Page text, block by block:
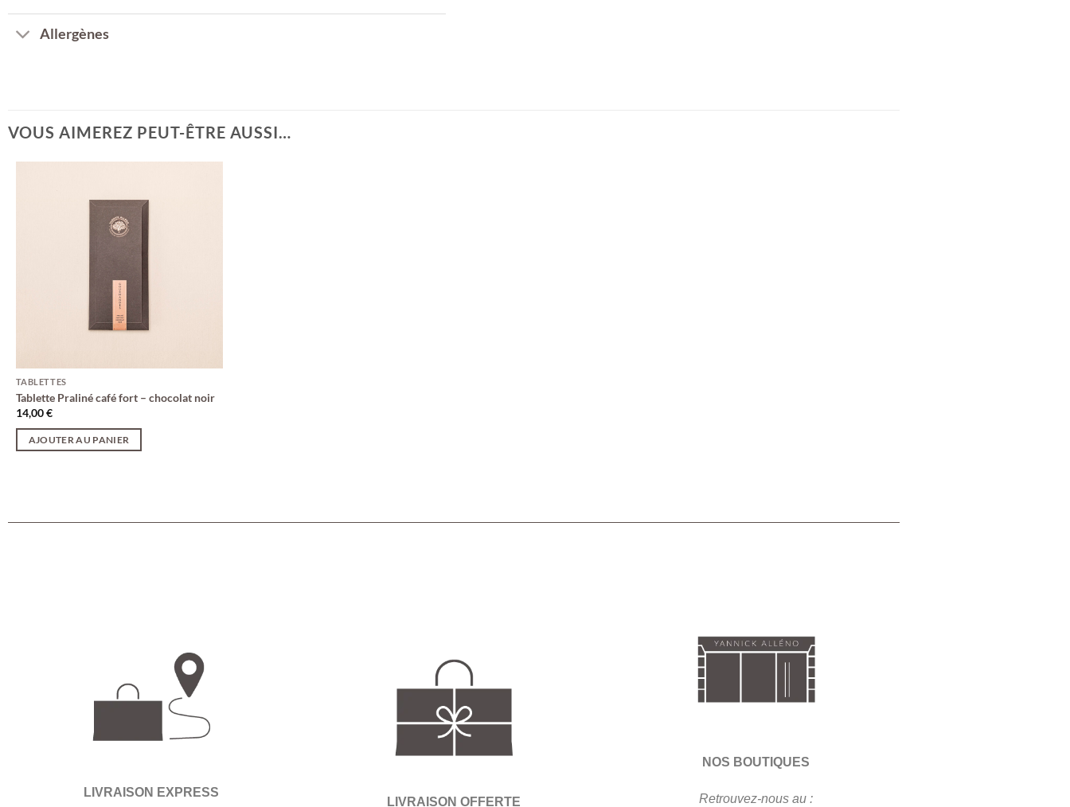
Allergènes
VOUS AIMEREZ PEUT-ÊTRE AUSSI…
TABLETTES
Tablette Praliné café fort – chocolat noir
14,00€
AJOUTER AU PANIER
LIVRAISON EXPRESS
LIVRAISON OFFERTE
NOS BOUTIQUES
Retrouvez-nous au :